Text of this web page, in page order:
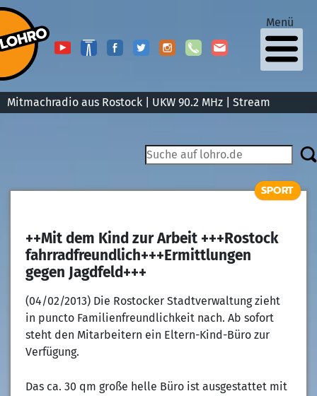
Mitmachradio aus Rostock | UKW 90.2 MHz | Stream
Menü
SPORT
++Mit dem Kind zur Arbeit +++Rostock
fahrradfreundlich+++Ermittlungen
gegen Jagdfeld+++
(04/02/2013) Die Rostocker Stadtverwaltung zieht
in puncto Familienfreundlichkeit nach. Ab sofort
steht den Mitarbeitern ein Eltern-Kind-Büro zur
Verfügung.
Das ca. 30 qm große helle Büro ist ausgestattet mit